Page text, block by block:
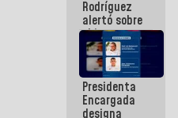
caos
Rodríguez
alertó sobre
el impacto
de la
emergencia
climática en
los oceános
Presidenta
Encargada
designa